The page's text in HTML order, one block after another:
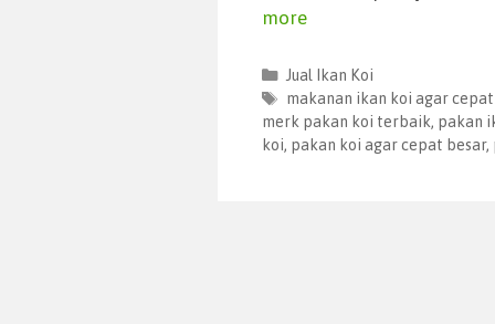
more
Jual Ikan Koi
makanan ikan koi agar
merk pakan koi terbaik, pakan
koi, pakan koi agar cepat besar,